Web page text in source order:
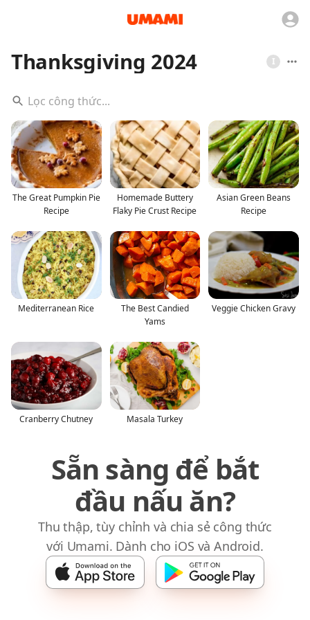
Thanksgiving 2024 I
The Great Pumpkin Pie
Recipe
Homemade Buttery
Flaky Pie Crust Recipe
Asian Green Beans
Recipe
Mediterranean Rice
The Best Candied
Yams
Veggie Chicken Gravy
Cranberry Chutney Masala Turkey
Sẵn sàng để bắt
đầu nấu ăn?
Thu thập, tùy chỉnh và chia sẻ công thức
với Umami. Dành cho iOS và Android.